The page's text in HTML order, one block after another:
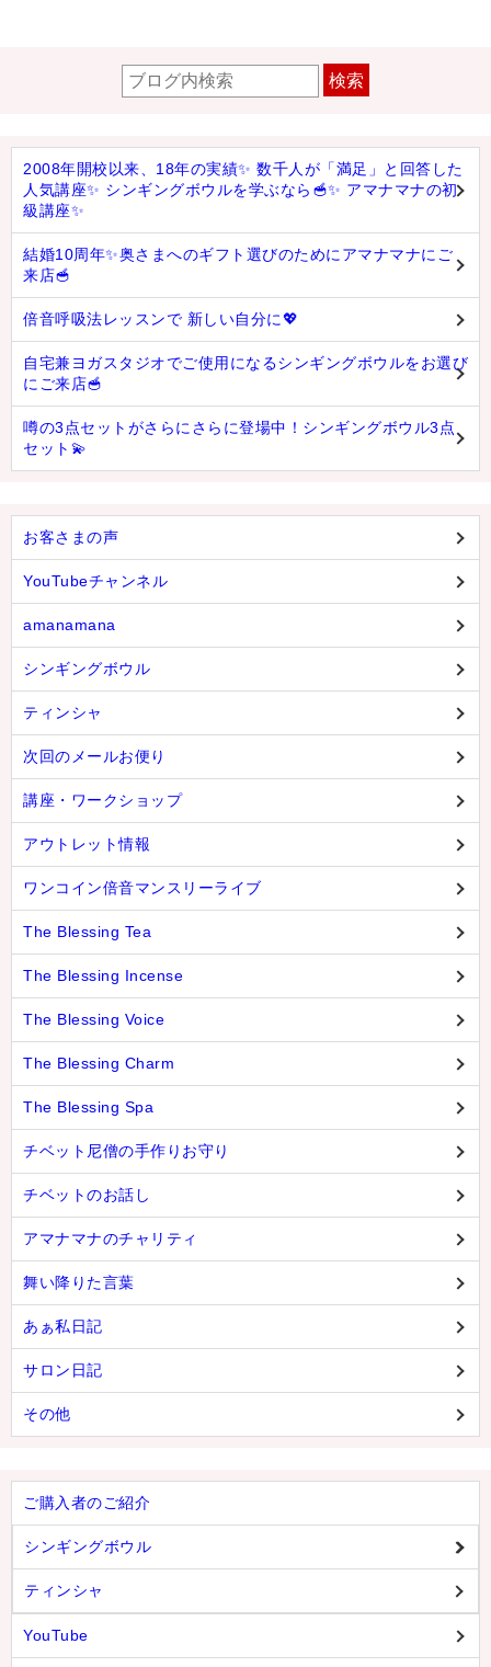
検索
2008年開校以来、18年の実績✨ 数千人が「満足」と回答した
人気講座✨ シンギングボウルを学ぶなら🥣✨ アマナマナの初
級講座✨
結婚10周年✨奥さまへのギフト選びのためにアマナマナにご
来店🥣
倍音呼吸法レッスンで 新しい自分に💖
自宅兼ヨガスタジオでご使用になるシンギングボウルをお選び
にご来店🥣
噂の3点セットがさらにさらに登場中！シンギングボウル3点
セット💫
お客さまの声
YouTubeチャンネル
amanamana
シンギングボウル
ティンシャ
次回のメールお便り
講座・ワークショップ
アウトレット情報
ワンコイン倍音マンスリーライブ
The Blessing Tea
The Blessing Incense
The Blessing Voice
The Blessing Charm
The Blessing Spa
チベット尼僧の手作りお守り
チベットのお話し
アマナマナのチャリティ
舞い降りた言葉
あぁ私日記
サロン日記
その他
ご購入者のご紹介
シンギングボウル
ティンシャ
YouTube